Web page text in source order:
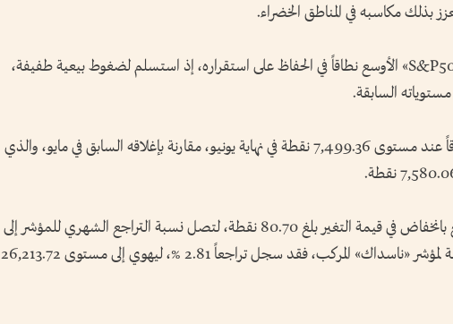
ولم يفلح مؤشر «S&P500» الأوسع نطاقاً في الحفاظ على استقراره، إذ استسلم لضغوط بيعية طفيفة،
السابقة.
وسجل المؤشر إغلاقاً عند مستوى 7,499.36 نقطة في نهاية يونيو، مقارنة بإغلاقه السابق في مايو، والذي
وتُرجم هذا التراجع بانخفاض في قيمة التغير بلغ 80.70 نقطة، لتصل نسبة التراجع الشهري للمؤشر إلى
1.06 %. أما بالنسبة لمؤشر «ناسداك» المركب، فقد سجل تراجعاً 2.81 %، ليهوي إلى مستوى 26,213.72